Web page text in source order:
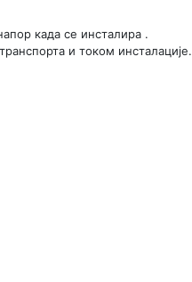
када се инсталира .
и током инсталације.